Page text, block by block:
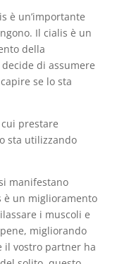
è un’importante
Il cialis è un
della
di assumere
se lo sta
prestare
sta utilizzando
manifestano
è un miglioramento
i muscoli e
migliorando
il vostro partner ha